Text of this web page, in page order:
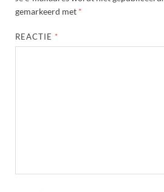
gemarkeerd met *
REACTIE *